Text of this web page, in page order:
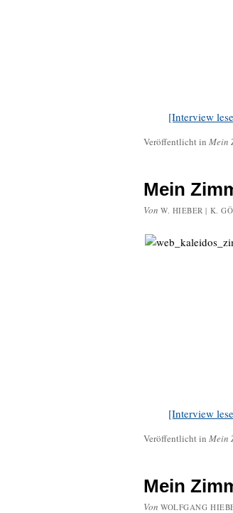
[Interview
Veröffentlicht in Mein
Mein
Von W. HIEBER | K.
[Interview
Veröffentlicht in Mein
Mein
Von WOLFGANG